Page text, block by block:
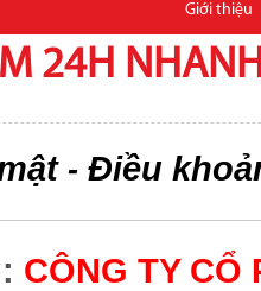
Giới thiệu
24H
- Điều
CÔNG TY CỔ